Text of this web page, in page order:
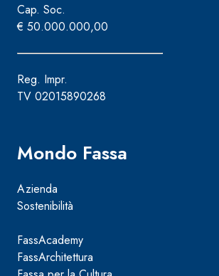
Cap. Soc.
€ 50.000.000,00
Reg. Impr.
TV 02015890268
Mondo Fassa
Azienda
Sostenibilità
FassAcademy
FassArchitettura